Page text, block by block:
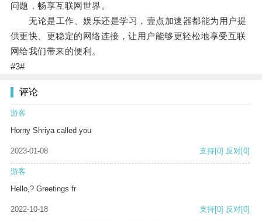
问题，畅享互联网世界。
无论是工作、娱乐还是学习，壹点加速器都能为用户提
供更快、更稳定的网络连接，让用户能够更轻松地享受互联
网给我们带来的便利。
#3#
评论
游客
Horny Shriya called you
2023-01-08 支持[0] 反对[0]
游客
Hello,? Greetings fr
2022-10-18 支持[0] 反对[0]